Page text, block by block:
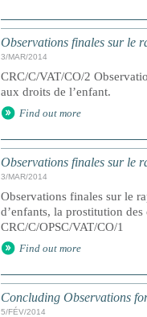
Observations finales sur le
3/MAR/2014
CRC/C/VAT/CO/2
aux droits de l’enfant.
Find out more
Observations finales sur le
3/MAR/2014
Observations finales sur le
d’enfants, la prostitution
CRC/C/OPSC/VAT/CO/1
Find out more
Concluding Observations
5/FÉV/2014